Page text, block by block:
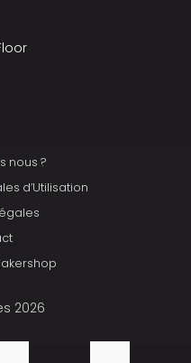
nous ?
d’Utilisation
2026